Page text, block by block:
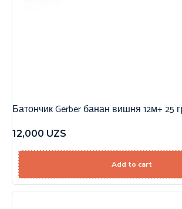
Батончик Gerber банан вишня 12м+ 25
12,000 UZS
Add to cart